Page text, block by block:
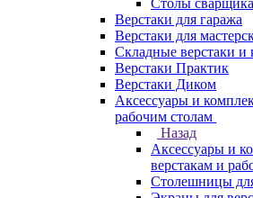
Столы сварщика
Верстаки для гаража
Верстаки для
Складные верстаки и
Верстаки Практик
Верстаки Диком
Аксессуары и
рабочим столам
Назад
Аксессуары и
верстакам и
Столешницы